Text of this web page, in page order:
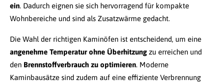
ein. Dadurch eignen sie sich hervorragend für kompakte
Wohnbereiche und sind als Zusatzwärme gedacht.
Die Wahl der richtigen Kaminöfen ist entscheidend, um eine
angenehme Temperatur ohne Überhitzung zu erreichen und
den Brennstoffverbrauch zu optimieren. Moderne
Kaminbausätze sind zudem auf eine effiziente Verbrennung